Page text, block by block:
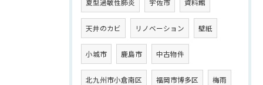
夏型過敏性肺炎 宇佐市 資料館
天井のカビ リノベーション 壁紙
小城市 鹿島市 中古物件
北九州市小倉南区 福岡市博多区 梅雨